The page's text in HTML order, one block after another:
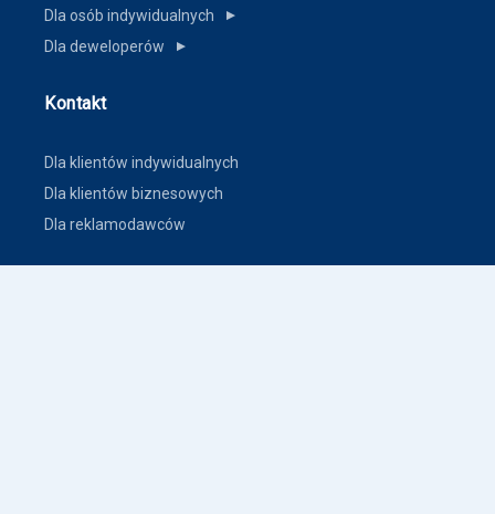
Dla osób indywidualnych ▼
Dla deweloperów ▼
Kontakt
Dla klientów indywidualnych
Dla klientów biznesowych
Dla reklamodawców